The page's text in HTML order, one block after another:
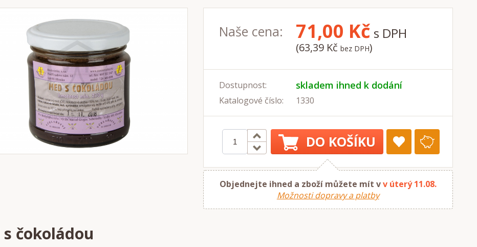
Naše cena: 71,00 Kč s DPH
(63,39 Kč bez DPH)
Dostupnost: skladem ihned k dodání
Katalogové číslo: 1330
DO KOŠÍKU
Objednejte ihned a zboží můžete mít vv úterý 11.08.
Možnosti dopravy a platby
s čokoládou